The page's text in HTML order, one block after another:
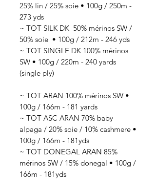
25% lin / 25% soie • 100g / 250m -
273 yds
~ TOT SILK DK 50% mérinos SW /
50% soie • 100g / 212m - 246 yds
~ TOT SINGLE DK 100% mérinos
SW • 100g / 220m - 240 yards
(single ply)
~ TOT ARAN 100% mérinos SW •
100g / 166m - 181 yards
~ TOT ASC ARAN 70% baby
alpaga / 20% soie / 10% cashmere •
100g / 166m - 181yds
~ TOT DONEGAL ARAN 85%
mérinos SW / 15% donegal • 100g /
166m - 181yds